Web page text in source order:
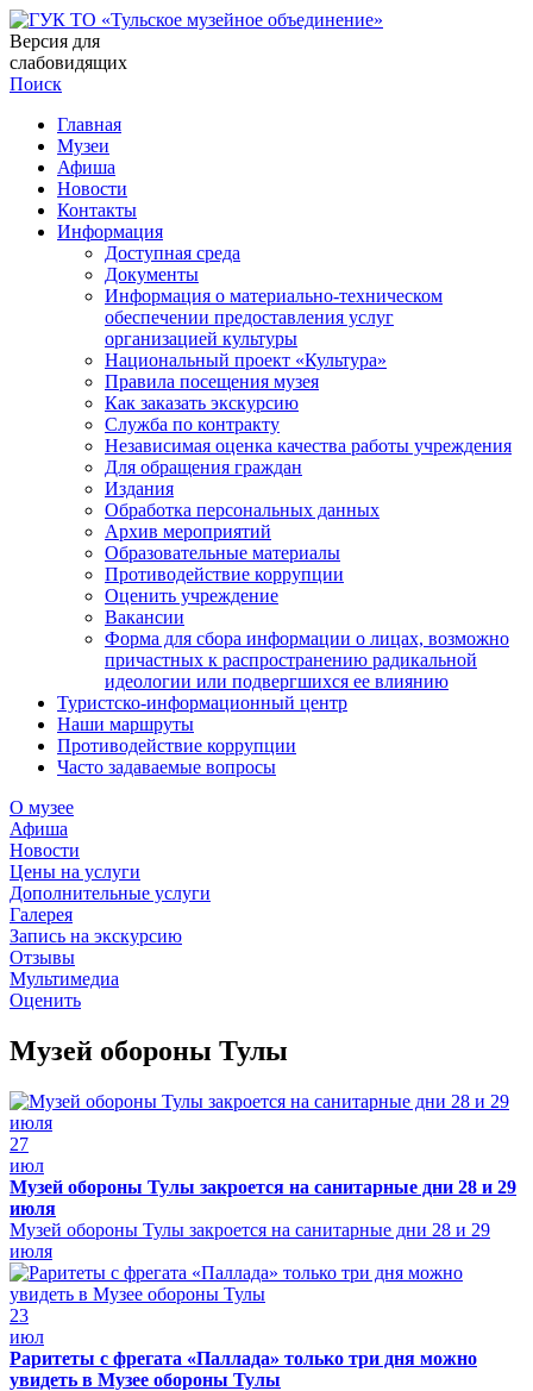
Версия для
слабовидящих
Поиск
Главная
Музеи
Афиша
Новости
Контакты
Информация
Доступная среда
Документы
Информация о материально-техническом
обеспечении предоставления услуг
организацией культуры
Национальный проект «Культура»
Правила посещения музея
Как заказать экскурсию
Служба по контракту
Независимая оценка качества работы учреждения
Для обращения граждан
Издания
Обработка персональных данных
Архив мероприятий
Образовательные материалы
Противодействие коррупции
Оценить учреждение
Вакансии
Форма для сбора информации о лицах, возможно
причастных к распространению радикальной
идеологии или подвергшихся ее влиянию
Туристско-информационный центр
Наши маршруты
Противодействие коррупции
Часто задаваемые вопросы
О музее
Афиша
Новости
Цены на услуги
Дополнительные услуги
Галерея
Запись на экскурсию
Отзывы
Мультимедиа
Оценить
Музей обороны Тулы
27
июл
Музей обороны Тулы закроется на санитарные дни 28 и 29
июля
Музей обороны Тулы закроется на санитарные дни 28 и 29
июля
23
июл
Раритеты с фрегата «Паллада» только три дня можно
увидеть в Музее обороны Тулы